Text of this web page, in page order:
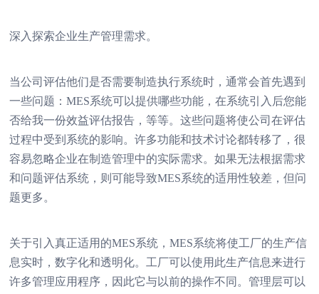
深入探索企业生产管理需求。
当公司评估他们是否需要制造执行系统时，通常会首先遇到
一些问题：MES系统可以提供哪些功能，在系统引入后您能
否给我一份效益评估报告，等等。这些问题将使公司在评估
过程中受到系统的影响。许多功能和技术讨论都转移了，很
容易忽略企业在制造管理中的实际需求。如果无法根据需求
和问题评估系统，则可能导致MES系统的适用性较差，但问
题更多。
关于引入真正适用的MES系统，MES系统将使工厂的生产信
息实时，数字化和透明化。工厂可以使用此生产信息来进行
许多管理应用程序，因此它与以前的操作不同。管理层可以